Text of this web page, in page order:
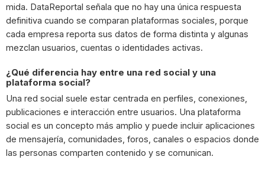
mida. DataReportal señala que no hay una única respuesta
definitiva cuando se comparan plataformas sociales, porque
cada empresa reporta sus datos de forma distinta y algunas
mezclan usuarios, cuentas o identidades activas.
¿Qué diferencia hay entre una red social y una
plataforma social?
Una red social suele estar centrada en perfiles, conexiones,
publicaciones e interacción entre usuarios. Una plataforma
social es un concepto más amplio y puede incluir aplicaciones
de mensajería, comunidades, foros, canales o espacios donde
las personas comparten contenido y se comunican.